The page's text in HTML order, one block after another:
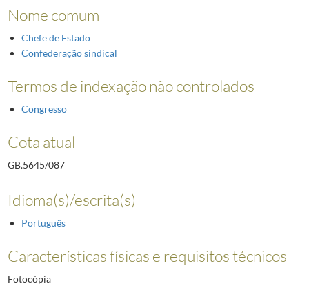
Nome comum
Chefe de Estado
Confederação sindical
Termos de indexação não controlados
Congresso
Cota atual
GB.5645/087
Idioma(s)/escrita(s)
Português
Características físicas e requisitos técnicos
Fotocópia